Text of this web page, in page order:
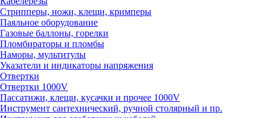
Стрипперы, ножи, клещи, кримперы
Паяльное оборудование
Газовые баллоны, горелки
Пломбираторы и пломбы
Наморы, мультитулы
Указатели и индикаторы напряжения
Отвертки
Отвертки 1000V
Пассатижи, клещи, кусачки и прочее 1000V
Инструмент сантехнический, ручной столярный и пр.